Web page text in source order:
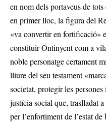
en nom dels portaveus de
en primer lloc, la figura del
«va convertir en fortificació»
constituir Ontinyent com a
noble personatge certament
lliure del seu testament
societat, protegir les
justícia social que, traslladat a
per l’enfortiment de l’estat